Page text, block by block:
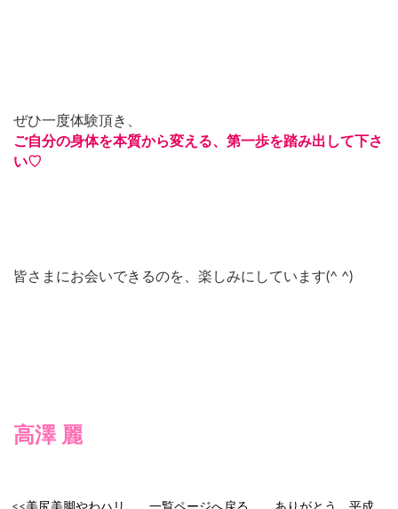
ぜひ一度体験頂き、
ご自分の身体を本質から変える、第一歩を踏み出して下さ
い♡
皆さまにお会いできるのを、楽しみにしています(^ ^)
高澤 麗